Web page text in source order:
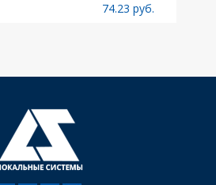
74.23 руб.